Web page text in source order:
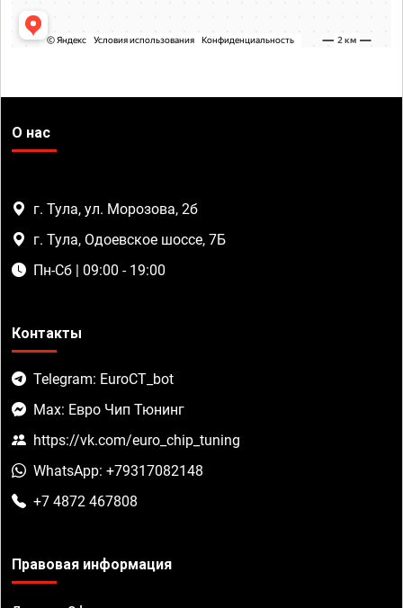
О нас
г. Тула, ул. Морозова, 2б
г. Тула, Одоевское шоссе, 7Б
Пн-Сб | 09:00 - 19:00
Контакты
Telegram: EuroCT_bot
Max: Евро Чип Тюнинг
https://vk.com/euro_chip_tuning
WhatsApp: +79317082148
+7 4872 467808
Правовая информация